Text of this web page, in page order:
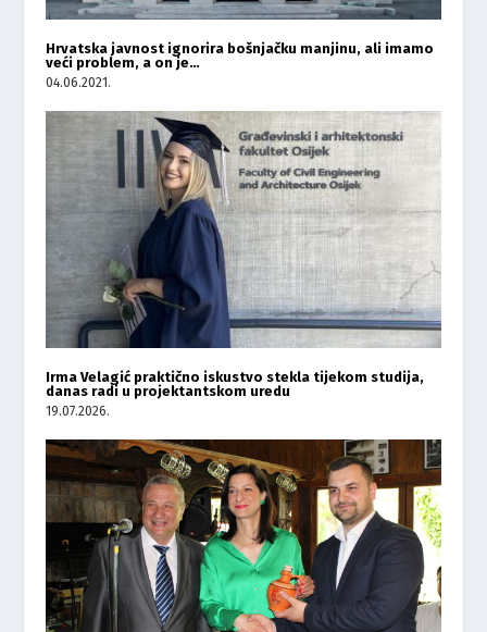
Hrvatska javnost ignorira bošnjačku manjinu, ali imamo
veći problem, a on je…
04.06.2021.
Irma Velagić praktično iskustvo stekla tijekom studija,
danas radi u projektantskom uredu
19.07.2026.